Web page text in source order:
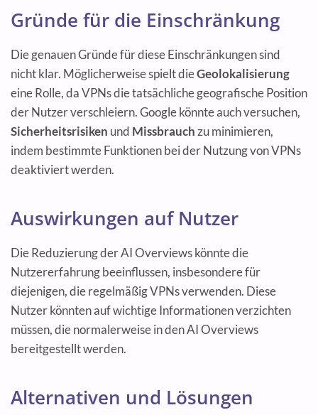
Gründe für die Einschränkung
Die genauen Gründe für diese Einschränkungen sind
nicht klar. Möglicherweise spielt dieGeolokalisierung
eine Rolle, da VPNs die tatsächliche geografische Position
der Nutzer verschleiern. Google könnte auch versuchen,
Sicherheitsrisiken und Missbrauchzu minimieren,
indem bestimmte Funktionen bei der Nutzung von VPNs
deaktiviert werden.
Auswirkungen auf Nutzer
Die Reduzierung der AI Overviews könnte die
Nutzererfahrung beeinflussen, insbesondere für
diejenigen, die regelmäßig VPNs verwenden. Diese
Nutzer könnten auf wichtige Informationen verzichten
müssen, die normalerweise in den AI Overviews
bereitgestellt werden.
Alternativen und Lösungen